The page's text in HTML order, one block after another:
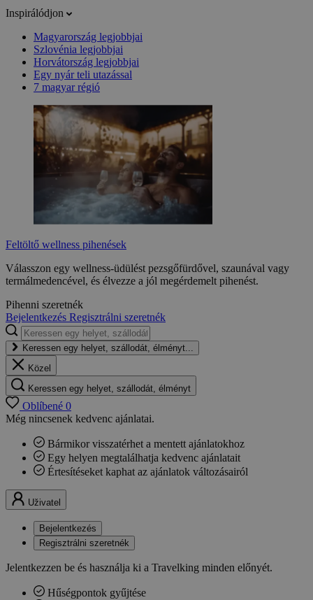
Inspirálódjon
Magyarország legjobbjai
Szlovénia legjobbjai
Horvátország legjobbjai
Egy nyár teli utazással
7 magyar régió
Feltöltő wellness pihenések
Válasszon egy wellness-üdülést pezsgőfürdővel, szaunával vagy
termálmedencével, és élvezze a jól megérdemelt pihenést.
Pihenni szeretnék
Bejelentkezés Regisztrálni szeretnék
Keressen egy helyet, szállodát, élményt...
Közel
Keressen egy helyet, szállodát, élményt
Oblíbené 0
Még nincsenek kedvenc ajánlatai.
Bármikor visszatérhet a mentett ajánlatokhoz
Egy helyen megtalálhatja kedvenc ajánlatait
Értesítéseket kaphat az ajánlatok változásairól
Uživatel
Bejelentkezés
Regisztrálni szeretnék
Jelentkezzen be és használja ki a Travelking minden előnyét.
Hűségpontok gyűjtése